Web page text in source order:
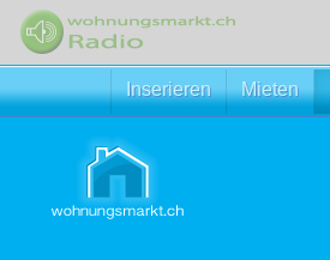
Inserieren Mieten